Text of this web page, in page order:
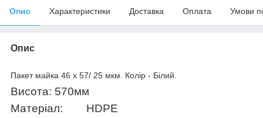
Опис Характеристики Доставка Оплата Умови
Опис
Пакет майка 46 х 57/ 25 мкм. Колір - Білий.
Висота: 570мм
Матеріал:
HDPE